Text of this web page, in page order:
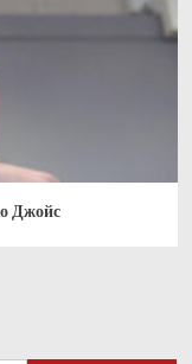
Джойс